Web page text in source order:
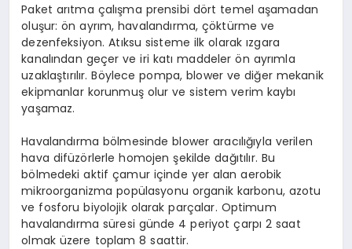
Paket arıtma çalışma prensibi dört temel aşamadan
oluşur: ön ayrım, havalandırma, çöktürme ve
dezenfeksiyon. Atıksu sisteme ilk olarak ızgara
kanalından geçer ve iri katı maddeler ön ayrımla
uzaklaştırılır. Böylece pompa, blower ve diğer mekanik
ekipmanlar korunmuş olur ve sistem verim kaybı
yaşamaz.
Havalandırma bölmesinde blower aracılığıyla verilen
hava difüzörlerle homojen şekilde dağıtılır. Bu
bölmedeki aktif çamur içinde yer alan aerobik
mikroorganizma popülasyonu organik karbonu, azotu
ve fosforu biyolojik olarak parçalar. Optimum
havalandırma süresi günde 4 periyot çarpı 2 saat
olmak üzere toplam 8 saattir.